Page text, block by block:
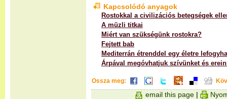
Kapcsolódó anyagok
Rostokkal a civilizációs betegségek
A müzli titkai
Miért van szükségünk rostokra?
Fejtett bab
Mediterrán étrenddel egy életre
Árpával megóvhatjuk szívünket és
Ossza meg:
email this page |